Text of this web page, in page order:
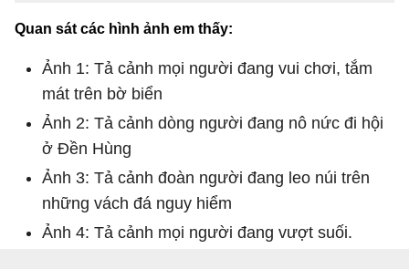
Quan sát các hình ảnh em thấy:
Ảnh 1: Tả cảnh mọi người đang vui chơi, tắm
mát trên bờ biển
Ảnh 2: Tả cảnh dòng người đang nô nức đi hội
ở Đền Hùng
Ảnh 3: Tả cảnh đoàn người đang leo núi trên
những vách đá nguy hiểm
Ảnh 4: Tả cảnh mọi người đang vượt suối.